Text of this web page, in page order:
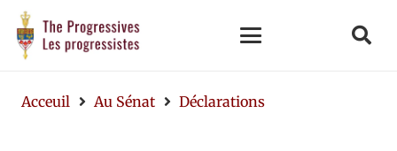
Acceuil Au Sénat Déclarations